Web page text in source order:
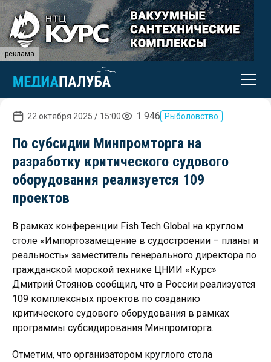
реклама
22 октября 2025 / 15:00 1 946 Рыболовство
По субсидии Минпромторга на
разработку критического судового
оборудования реализуется 109
проектов
В рамках конференции Fish Tech Global на круглом
столе «Импортозамещение в судостроении – планы и
реальность» заместитель генерального директора по
гражданской морской технике ЦНИИ «Курс»
Дмитрий Стоянов сообщил, что в России реализуется
109 комплексных проектов по созданию
критического судового оборудования в рамках
программы субсидирования Минпромторга.
Отметим, что организатором круглого стола